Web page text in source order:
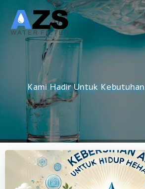
Skip
to
content
Kami Hadir Untuk Kebutuhan